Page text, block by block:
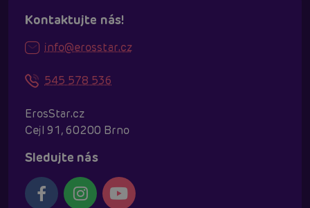
Kontaktujte nás!
info@erosstar.cz
545 578 536
ErosStar.cz
Cejl 91, 60200 Brno
Sledujte nás